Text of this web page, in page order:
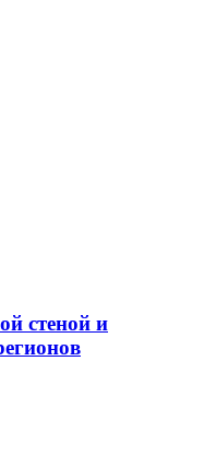
стеной и